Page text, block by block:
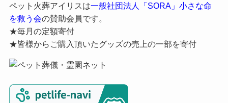
ペット火葬アイリスは一般社団法人「SORA」小さな命
を救う会の賛助会員です。
★毎月の定額寄付
★皆様からご購入頂いたグッズの売上の一部を寄付